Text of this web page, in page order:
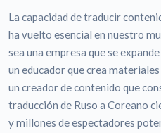
La capacidad de traducir
ha vuelto esencial en nuestro
sea una empresa que se
un educador que crea
un creador de contenido que
traducción de Ruso a Coreano
y millones de espectadores